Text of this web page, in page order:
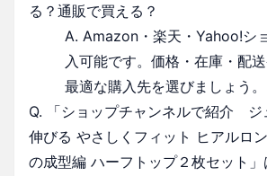
る？通販で買える？
A. Amazon・楽天・Yahoo!シ
入可能です。価格・在庫・配
最適な購入先を選びましょう。
Q. 「ショップチャンネルで紹介 ジ
伸びる やさしくフィット ヒアルロ
の成型編 ハーフトップ２枚セット